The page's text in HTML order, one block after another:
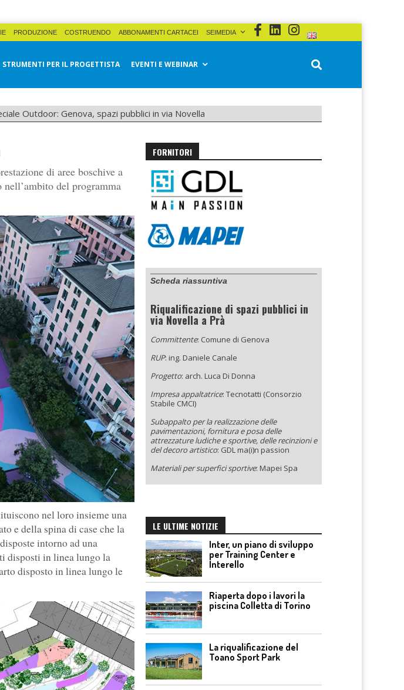
PRODUZIONE COSTRUENDO ABBONAMENTI CARTACEI SEIMEDIA
STRUMENTI PER IL PROGETTISTA EVENTI E WEBINAR
Outdoor: Genova, spazi pubblici in via Novella
di aree boschive a
del programma
nel loro insieme una
e della spina di case che la
intorno ad una
disposti in linea lungo la
disposto in linea lungo le
FORNITORI
Scheda riassuntiva
Riqualificazione di spazi pubblici in
via Novella a Prà
Committente: Comune di Genova
RUP: ing. Daniele Canale
Progetto: arch. Luca Di Donna
Impresa appaltatrice: Tecnotatti (Consorzio
Stabile CMCI)
Subappalto per la realizzazione delle
pavimentazioni, fornitura e posa delle
attrezzature ludiche e sportive, delle recinzioni e
del decoro artistico: GDL ma(i)n passion
Materiali per superfici sportive: Mapei Spa
LE ULTIME NOTIZIE
Inter, un piano di sviluppo
per Training Center e
Interello
Riaperta dopo i lavori la
piscina Colletta di Torino
La riqualificazione del
Toano Sport Park